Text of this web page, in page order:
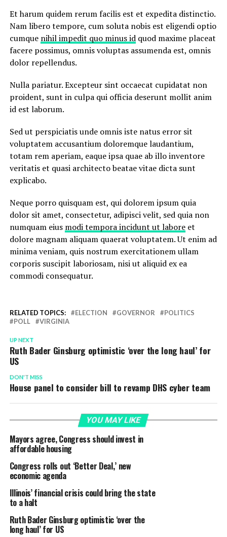
Et harum quidem rerum facilis est et expedita distinctio.
Nam libero tempore, cum soluta nobis est eligendi optio
cumque nihil impedit quo minus idquod maxime placeat
facere possimus, omnis voluptas assumenda est, omnis
dolor repellendus.
Nulla pariatur. Excepteur sint occaecat cupidatat non
proident, sunt in culpa qui officia deserunt mollit anim
id est laborum.
Sed ut perspiciatis unde omnis iste natus error sit
voluptatem accusantium doloremque laudantium,
totam rem aperiam, eaque ipsa quae ab illo inventore
veritatis et quasi architecto beatae vitae dicta sunt
explicabo.
Neque porro quisquam est, qui dolorem ipsum quia
dolor sit amet, consectetur, adipisci velit, sed quia non
numquam eius modi tempora incidunt ut laboreet
dolore magnam aliquam quaerat voluptatem. Ut enim ad
minima veniam, quis nostrum exercitationem ullam
corporis suscipit laboriosam, nisi ut aliquid ex ea
commodi consequatur.
RELATED TOPICS: ELECTION GOVERNOR
POLITICS
POLL
VIRGINIA
UP NEXT
Ruth Bader Ginsburg optimistic ‘over the long haul’ for
US
DON'T MISS
House panel to consider bill to revamp DHS cyber team
YOU MAY LIKE
Mayors agree, Congress should invest in
affordable housing
Congress rolls out ‘Better Deal,’ new
economic agenda
Illinois’ financial crisis could bring the state
to a halt
Ruth Bader Ginsburg optimistic ‘over the
long haul’ for US